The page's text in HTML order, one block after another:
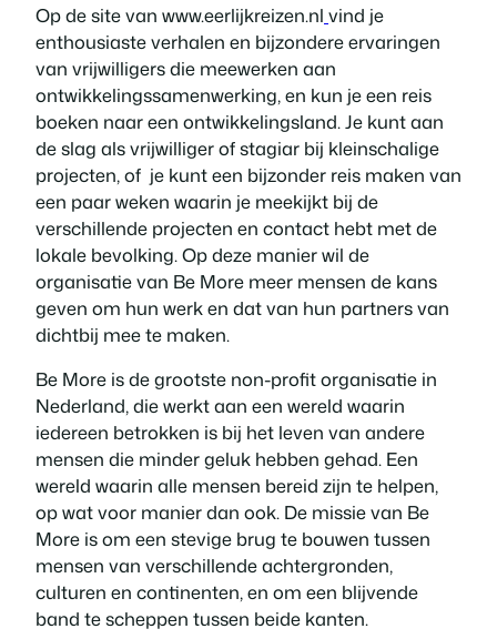
Op de site van www.eerlijkreizen.nl vind je
enthousiaste verhalen en bijzondere ervaringen
van vrijwilligers die meewerken aan
ontwikkelingssamenwerking, en kun je een reis
boeken naar een ontwikkelingsland. Je kunt aan
de slag als vrijwilliger of stagiar bij kleinschalige
projecten, of je kunt een bijzonder reis maken van
een paar weken waarin je meekijkt bij de
verschillende projecten en contact hebt met de
lokale bevolking. Op deze manier wil de
organisatie van Be More meer mensen de kans
geven om hun werk en dat van hun partners van
dichtbij mee te maken.
Be More is de grootste non-profit organisatie in
Nederland, die werkt aan een wereld waarin
iedereen betrokken is bij het leven van andere
mensen die minder geluk hebben gehad. Een
wereld waarin alle mensen bereid zijn te helpen,
op wat voor manier dan ook. De missie van Be
More is om een stevige brug te bouwen tussen
mensen van verschillende achtergronden,
culturen en continenten, en om een blijvende
band te scheppen tussen beide kanten.